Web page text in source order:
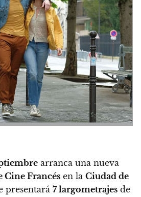
arranca una nueva
Cine Francés en la Ciudad de
presentará 7 largometrajes de